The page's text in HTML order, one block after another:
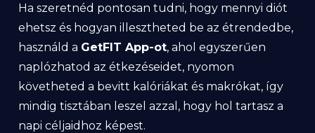
Ha szeretnéd pontosan tudni, hogy mennyi diót
ehetsz és hogyan illesztheted be az étrendedbe,
használd a GetFIT App-ot, ahol egyszerűen
naplózhatod az étkezéseidet, nyomon
követheted a bevitt kalóriákat és makrókat, így
mindig tisztában leszel azzal, hogy hol tartasz a
napi céljaidhoz képest.